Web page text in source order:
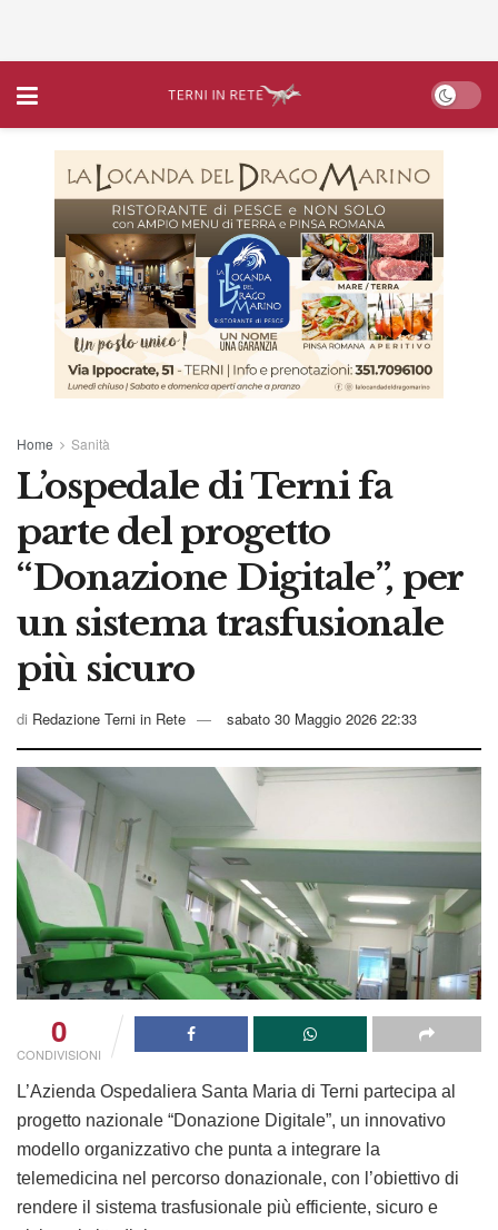
Home Sanità
L’ospedale di Terni fa
parte del progetto
“Donazione Digitale”, per
un sistema trasfusionale
più sicuro
di Redazione Terni in Rete sabato 30 Maggio 2026 22:33
0
CONDIVISIONI
L’Azienda Ospedaliera Santa Maria di Terni partecipa al
progetto nazionale “Donazione Digitale”, un innovativo
modello organizzativo che punta a integrare la
telemedicina nel percorso donazionale, con l’obiettivo di
rendere il sistema trasfusionale più efficiente, sicuro e